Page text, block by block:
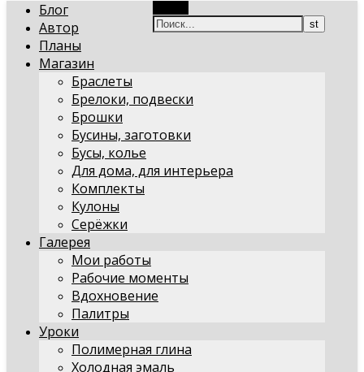
Блог
Автор
Планы
Магазин
Браслеты
Брелоки, подвески
Брошки
Бусины, заготовки
Бусы, колье
Для дома, для интерьера
Комплекты
Кулоны
Серёжки
Галерея
Мои работы
Рабочие моменты
Вдохновение
Палитры
Уроки
Полимерная глина
Холодная эмаль